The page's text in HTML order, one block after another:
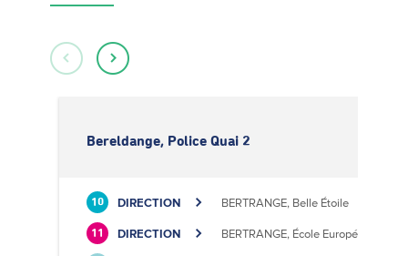
Bereldange, Police Quai 2
10 DIRECTION BERTRANGE, Belle Étoile
11 DIRECTION BERTRANGE, École Européenne II